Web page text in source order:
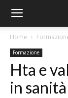
Home
Formazione
Hta e
in sanità